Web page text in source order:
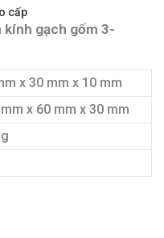
cấp
kính gạch gốm 3-
x 30 mm x 10 mm
x 60 mm x 30 mm